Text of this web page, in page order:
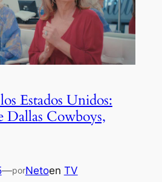
Estados Unidos:
Dallas Cowboys,
—porNetoen TV